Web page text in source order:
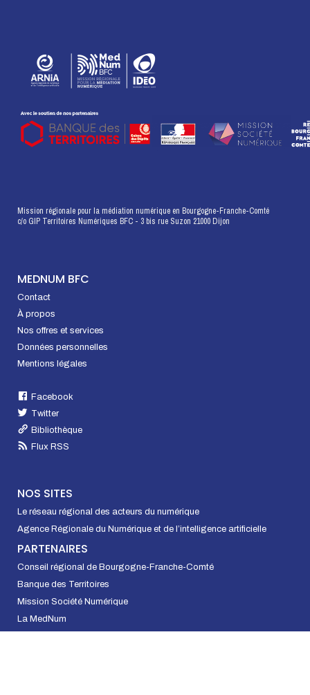
Mission régionale pour la médiation numérique en Bourgogne-Franche-Comté
c/o GIP Territoires Numériques BFC - 3 bis rue Suzon 21000 Dijon
MEDNUM BFC
Contact
À propos
Nos offres et services
Données personnelles
Mentions légales
Facebook
Twitter
Bibliothèque
Flux RSS
NOS SITES
Le réseau régional des acteurs du numérique
Agence Régionale du Numérique et de l’intelligence artificielle
PARTENAIRES
Conseil régional de Bourgogne-Franche-Comté
Banque des Territoires
Mission Société Numérique
La MedNum